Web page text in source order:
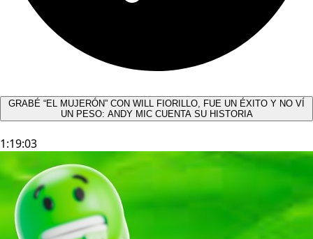
GRABÉ “EL MUJERÓN” CON WILL FIORILLO, FUE UN ÉXITO Y NO VÍ
UN PESO: ANDY MIC CUENTA SU HISTORIA
1:19:03